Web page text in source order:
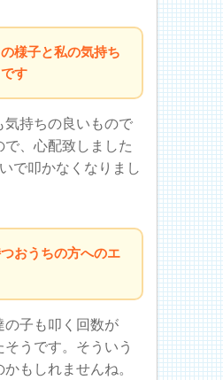
様子と私の気持ち
す
気持ちの良いもので
で、心配致しました
で叩かなくなりまし
おうちの方へのエ
の子も叩く回数が
うです。そういう
もしれませんね。